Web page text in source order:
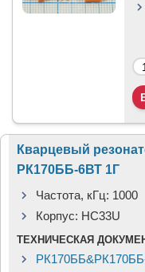
Кварцевый
РК170ББ-6ВТ 1Г
Частота, кГц: 1000
Корпус: HC33U
ТЕХНИЧЕСКАЯ